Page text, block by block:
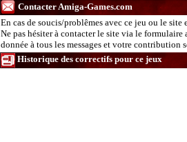
Contacter Amiga-Games.com
En cas de soucis/problêmes avec ce jeu ou le site
Ne pas hésiter à contacter le site via le
donnée à tous les messages et votre contribution
Historique des correctifs pour ce jeux